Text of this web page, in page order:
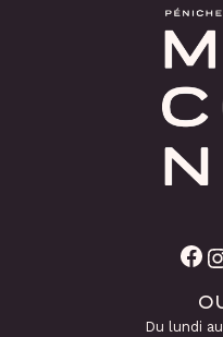
Facebook
Du lundi